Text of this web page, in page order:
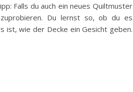
Falls du auch ein neues Quiltmuster
Du lernst so, ob du es
ist, wie der Decke ein Gesicht geben.